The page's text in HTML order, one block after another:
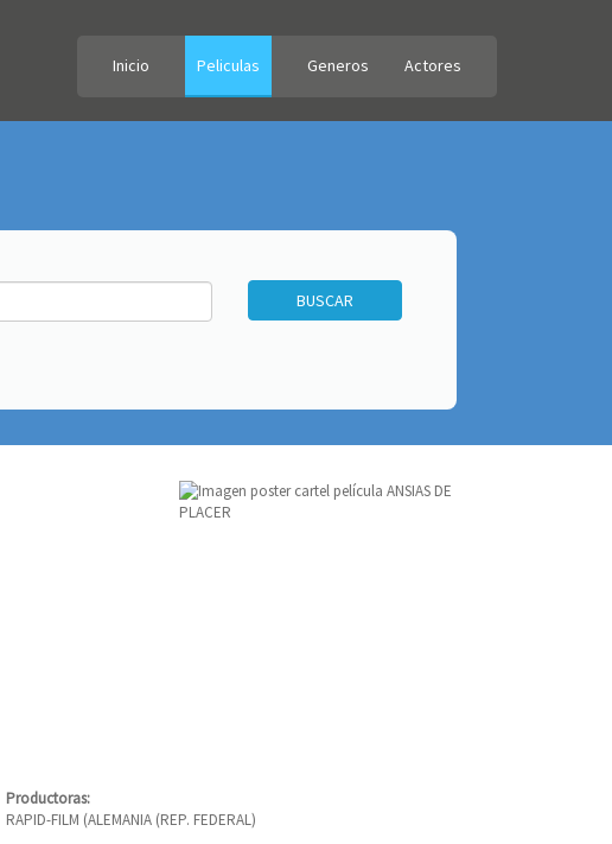
Inicio Peliculas Generos Actores
Productoras:
RAPID-FILM (ALEMANIA (REP. FEDERAL)